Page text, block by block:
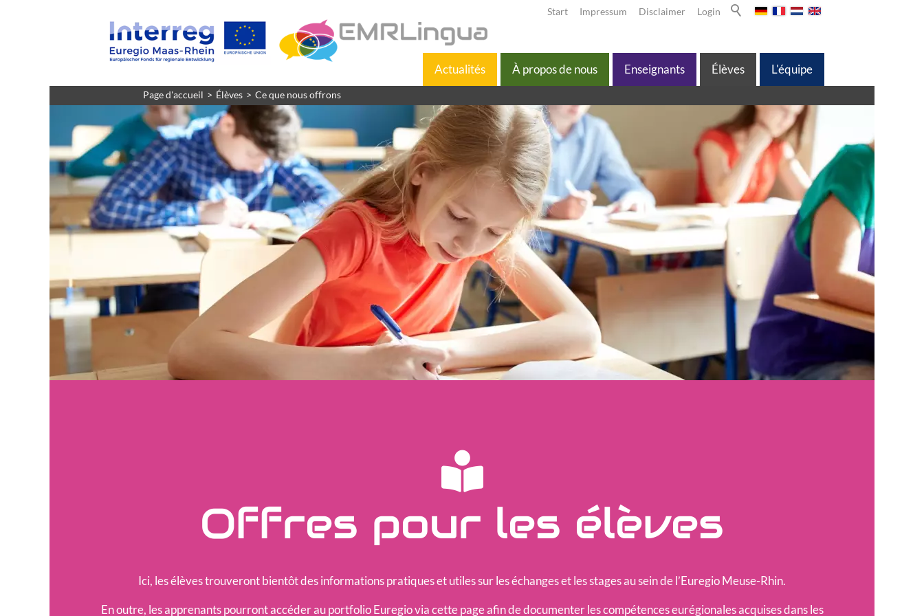
Login
Disclaimer
Impressum
Start
Actualités À propos de nous Enseignants Élèves L'équipe
Page d'accueil Élèves Ce que nous offrons
Offres pour les élèves
Ici, les élèves trouveront bientôt des informations pratiques et utiles sur les échanges et les stages au sein de l’Euregio Meuse-Rhin.
En outre, les apprenants pourront accéder au portfolio Euregio via cette page afin de documenter les compétences eurégionales acquises dans les